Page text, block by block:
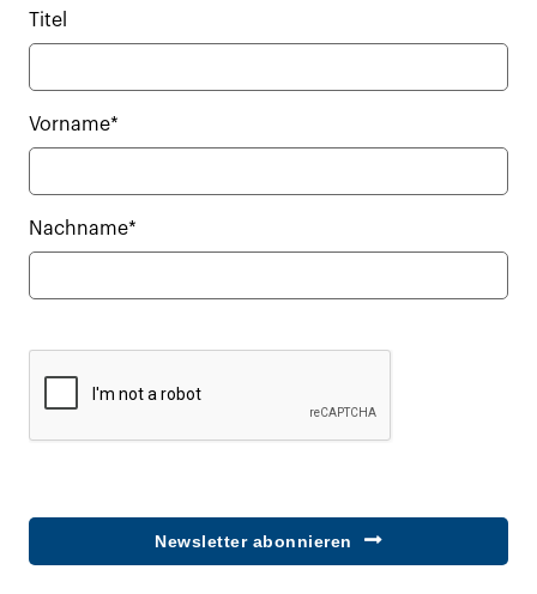
Titel
Vorname*
Nachname*
Newsletter abonnieren